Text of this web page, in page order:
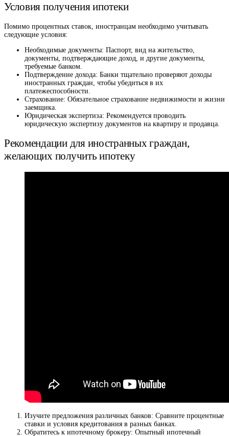
Условия получения ипотеки
Помимо процентных ставок, иностранцам необходимо учитывать
следующие условия:
Необходимые документы: Паспорт, вид на жительство,
документы, подтверждающие доход, и другие документы,
требуемые банком.
Подтверждение дохода: Банки тщательно проверяют доходы
иностранных граждан, чтобы убедиться в их
платежеспособности.
Страхование: Обязательное страхование недвижимости и жизни
заемщика.
Юридическая экспертиза: Рекомендуется проводить
юридическую экспертизу документов на квартиру и продавца.
Рекомендации для иностранных граждан,
желающих получить ипотеку
Изучите предложения различных банков: Сравните процентные
ставки и условия кредитования в разных банках.
Обратитесь к ипотечному брокеру: Опытный ипотечный